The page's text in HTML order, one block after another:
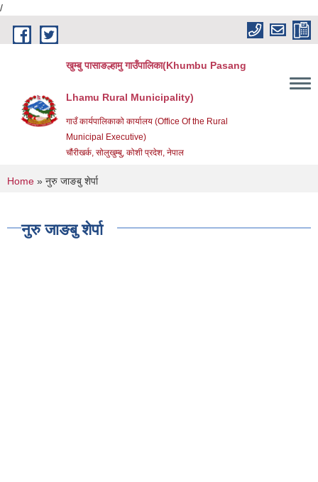
/
Skip to main content
खुम्बु पासाङल्हामु गाउँपालिका(Khumbu Pasang
Lhamu Rural Municipality)
गाउँ कार्यपालिकाको कार्यालय (Office Of the Rural
Municipal Executive)
चौंरीखर्क, सोलुखुम्बु, कोशी प्रदेश, नेपाल
You are here
Home » नुरु जाङबु शेर्पा
नुरु जाङबु शेर्पा